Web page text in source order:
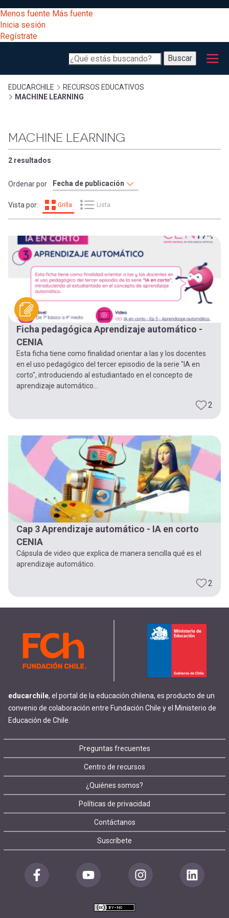
al
contenido
principal
[Educarchile
Escritorio]
entrar
a
mi
cuenta
Menos fuente Más fuente
Inicia sesión
Regístrate
Buscar
Buscar
Menú
principal
Desarrollo
Expand
Gestión
Comunidad
Expand
Exploración
[Educarchile
Mobile]
Menú
entrar
mi
cuenta
sesión
Regístrate
Sobrescribir
enlaces
de
ayuda
a
la
navegación
EDUCARCHILE
RECURSOS EDUCATIVOS
MACHINE LEARNING
MACHINE LEARNING
2 resultados
Ordenar por
Vista por: Grilla Lista
Ficha pedagógica Aprendizaje automático -
CENIA
Esta ficha tiene como finalidad orientar a las y los docentes
en el uso pedagógico del tercer episodio de la serie "IA en
corto", introduciendo al estudiantado en el concepto de
aprendizaje automático...
2
Cap 3 Aprendizaje automático - IA en corto
CENIA
Cápsula de video que explica de manera sencilla qué es el
aprendizaje automático.
2
educarchile, el portal de la educación chilena, es producto de un
convenio de colaboración entre Fundación Chile y el Ministerio de
Educación de Chile.
Footer
menu
Preguntas frecuentes
Centro de recursos
¿Quiénes somos?
Políticas de privacidad
Contáctanos
Suscríbete
Redes